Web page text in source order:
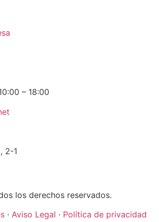
– 18:00
2-1
los derechos reservados.
· Aviso Legal · Política de privacidad